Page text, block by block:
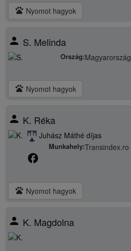
pets Nyomot hagyok
person S. Melinda
Ország:Magyarország
pets Nyomot hagyok
person K. Réka
Juhász Máthé díjas
Munkahely:Transindex.ro
facebook
pets Nyomot hagyok
person K. Magdolna